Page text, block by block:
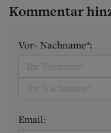
Kommentar
Vor- Nachname*:
Email: